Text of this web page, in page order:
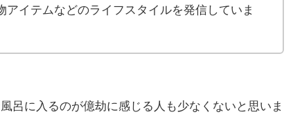
イテムなどのライフスタイルを発信していま
呂に入るのが億劫に感じる人も少なくないと思いま